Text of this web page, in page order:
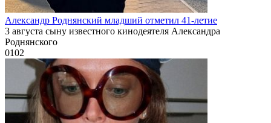
Александр Роднянский младший отметил 41-летие
3 августа сыну известного кинодеятеля Александра
Роднянского
0102